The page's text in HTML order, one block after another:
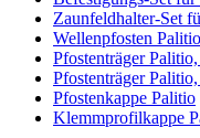
Zaunfeldhalter-Set
Wellenpfosten Palitio
Pfostenträger
Pfostenträger
Pfostenkappe Palitio
Klemmprofilkappe